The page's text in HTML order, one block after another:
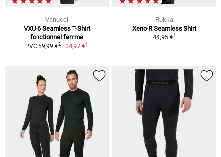
Vanucci
VXU-6 Seamless T-Shirt
fonctionnel femme
PVC 59,99 €2 34,97 €1
Rukka
Xeno-R Seamless Shirt
44,95 €1